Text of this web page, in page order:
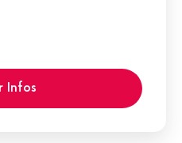
Infos